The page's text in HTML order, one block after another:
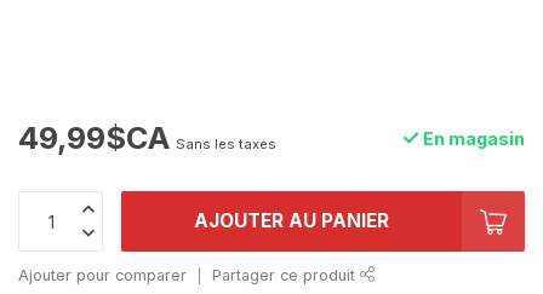
49,99$CA Sans les taxes En magasin
AJOUTER AU PANIER
Ajouter pour comparer Partager ce produit